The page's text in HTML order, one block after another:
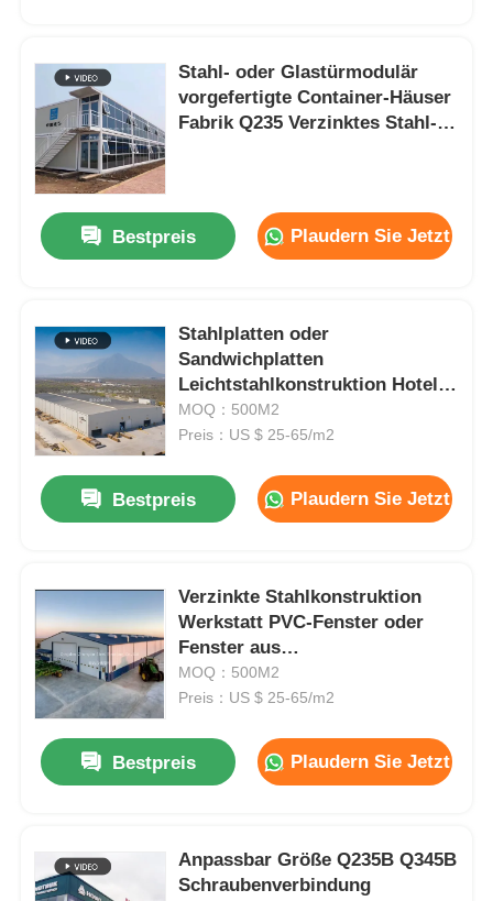
Stahl- oder Glastürmodulär
vorgefertigte Container-Häuser
Fabrik Q235 Verzinktes Stahl-
Bestpreis Plaudern Sie Jetzt
Stahlplatten oder
Sandwichplatten
Leichtstahlkonstruktion Hotel
Mehrstöckig
MOQ：500M2
Preis：US $ 25-65/m2
Bestpreis Plaudern Sie Jetzt
Verzinkte Stahlkonstruktion
Werkstatt PVC-Fenster oder
Fenster aus
Aluminiumlegierung
MOQ：500M2
Preis：US $ 25-65/m2
Bestpreis Plaudern Sie Jetzt
Anpassbar Größe Q235B Q345B
Schraubenverbindung